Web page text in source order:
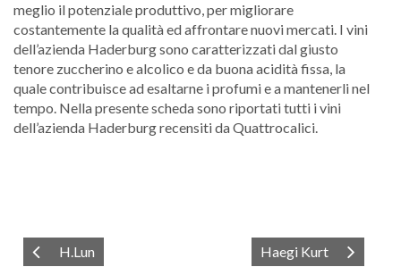
meglio il potenziale produttivo, per migliorare
costantemente la qualità ed affrontare nuovi mercati. I vini
dell’azienda Haderburg sono caratterizzati dal giusto
tenore zuccherino e alcolico e da buona acidità fissa, la
quale contribuisce ad esaltarne i profumi e a mantenerli nel
tempo. Nella presente scheda sono riportati tutti i vini
dell’azienda Haderburg recensiti da Quattrocalici.
H.Lun Haegi Kurt